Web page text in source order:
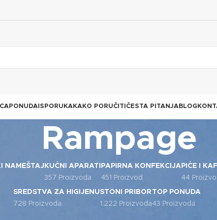
PONUDA ISPORUKAKAKO PORUČITI ČESTA PITANJABLOG
Rampage
NAMEŠTAJ KUĆNI APARATI
357 Proizvoda
PAPIRNA KONFEKCIJA
451 Proizvod
PIĆE I
44
SREDSTVA ZA HIGIJENU
728 Proizvoda
STONI PRIBOR
1.222 Proizvoda
TOP PONUDA
43 Proizvoda